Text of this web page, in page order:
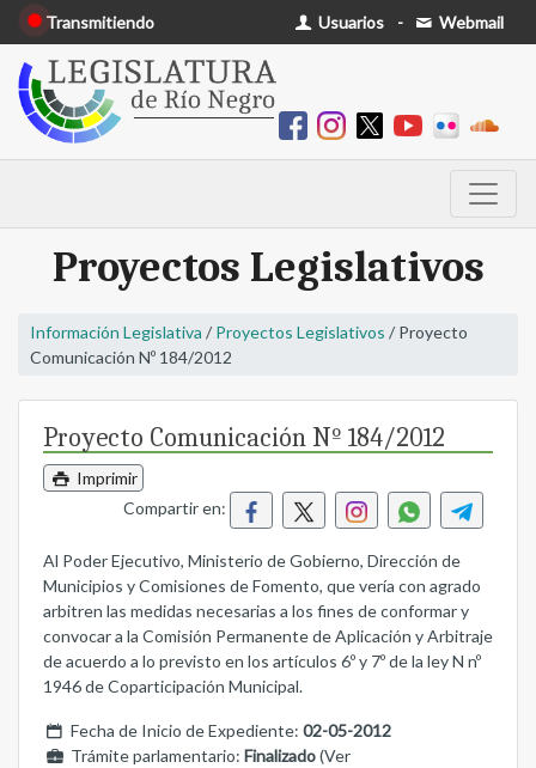
Transmitiendo Usuarios - Webmail
Proyectos Legislativos
Información Legislativa / Proyectos Legislativos / Proyecto
Comunicación Nº 184/2012
Proyecto Comunicación Nº 184/2012
Imprimir
Compartir en:
Al Poder Ejecutivo, Ministerio de Gobierno, Dirección de
Municipios y Comisiones de Fomento, que vería con agrado
arbitren las medidas necesarias a los fines de conformar y
convocar a la Comisión Permanente de Aplicación y Arbitraje
de acuerdo a lo previsto en los artículos 6º y 7º de la ley N nº
1946 de Coparticipación Municipal.
Fecha de Inicio de Expediente: 02-05-2012
Trámite parlamentario: Finalizado(Ver